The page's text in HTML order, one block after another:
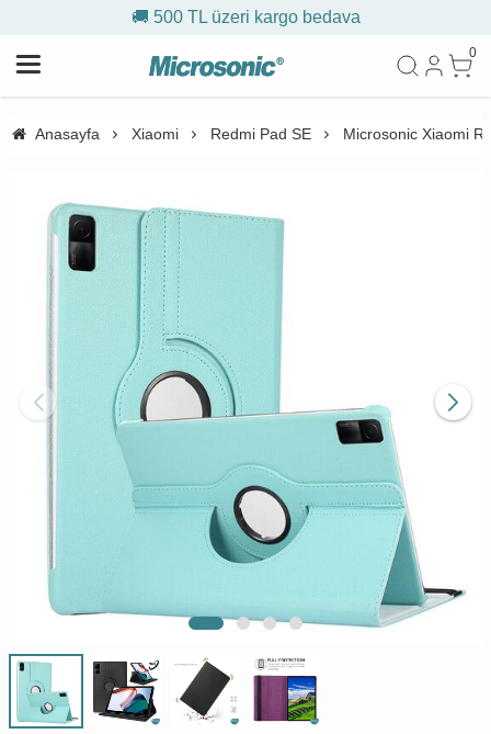
🚚 500 TL üzeri kargo bedava
0
Anasayfa Xiaomi Redmi Pad SE Microsonic Xiaomi